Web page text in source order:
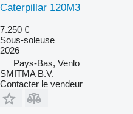
Caterpillar 120M3
7.250 €
Sous-soleuse
2026
Pays-Bas, Venlo
SMITMA B.V.
Contacter le vendeur